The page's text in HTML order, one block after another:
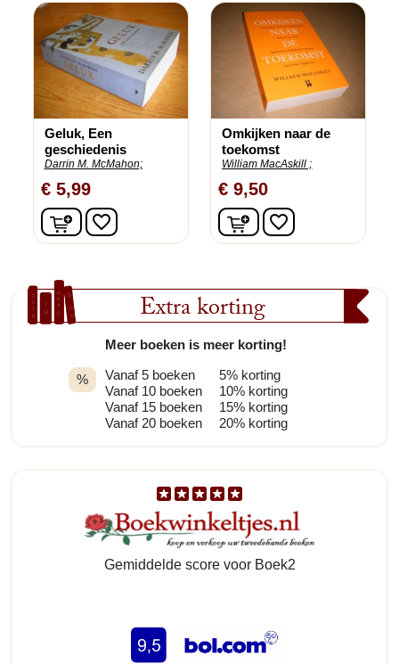
Extra korting
%
Meer boeken is meer korting!
Vanaf 5 boeken
Vanaf 10 boeken
Vanaf 15 boeken
Vanaf 20 boeken
5% korting
10% korting
15% korting
20% korting
Gemiddelde score voor Boek2
Geluk, Een
geschiedenis
Darrin M. McMahon;
€ 5,99
In winkelwagen
favorite_border
Omkijken naar de
toekomst
William MacAskill ;
€ 9,50
In winkelwagen
favorite_border